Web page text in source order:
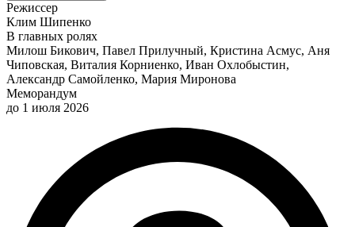
Режиссер
Клим Шипенко
В главных ролях
Милош Бикович, Павел Прилучный, Кристина Асмус, Аня
Чиповская, Виталия Корниенко, Иван Охлобыстин,
Александр Самойленко, Мария Миронова
Меморандум
до 1 июля 2026